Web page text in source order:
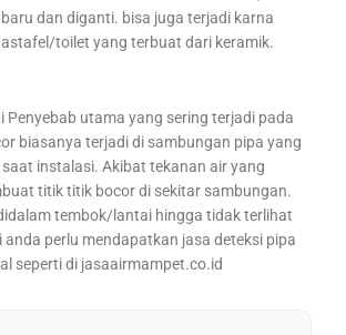
dan diganti. bisa juga terjadi karna
toilet yang terbuat dari keramik.
Penyebab utama yang sering terjadi pada
biasanya terjadi di sambungan pipa yang
instalasi. Akibat tekanan air yang
titik titik bocor di sekitar sambungan.
tembok/lantai hingga tidak terlihat
anda perlu mendapatkan jasa deteksi pipa
seperti di jasaairmampet.co.id